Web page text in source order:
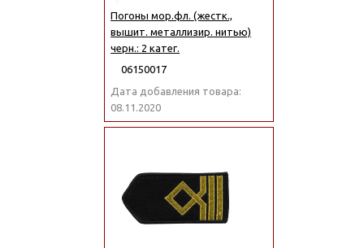
Погоны мор.фл. (жестк.,
вышит. металлизир. нитью)
черн.: 2 катег.
06150017
Дата добавления товара:
08.11.2020